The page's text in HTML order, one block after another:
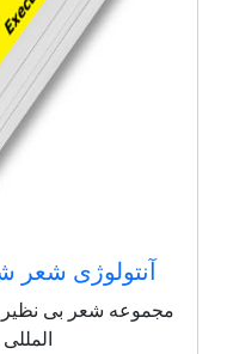
آنتولوژی شعر